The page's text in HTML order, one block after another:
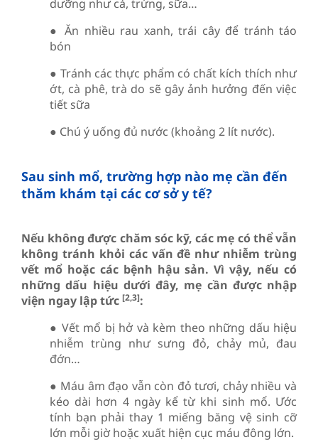
dưỡng như cá, trứng, sữa…
● Ăn nhiều rau xanh, trái cây để tránh táo
bón
● Tránh các thực phẩm có chất kích thích như
ớt, cà phê, trà do sẽ gây ảnh hưởng đến việc
tiết sữa
● Chú ý uống đủ nước (khoảng 2 lít nước).
Sau sinh mổ, trường hợp nào mẹ cần đến
thăm khám tại các cơ sở y tế?
Nếu không được chăm sóc kỹ, các mẹ có thể vẫn
không tránh khỏi các vấn đề như nhiễm trùng
vết mổ hoặc các bệnh hậu sản. Vì vậy, nếu có
những dấu hiệu dưới đây, mẹ cần được nhập
viện ngay lập tức [2,3]:
● Vết mổ bị hở và kèm theo những dấu hiệu
nhiễm trùng như sưng đỏ, chảy mủ, đau
đớn…
● Máu âm đạo vẫn còn đỏ tươi, chảy nhiều và
kéo dài hơn 4 ngày kể từ khi sinh mổ. Ước
tính bạn phải thay 1 miếng băng vệ sinh cỡ
lớn mỗi giờ hoặc xuất hiện cục máu đông lớn.